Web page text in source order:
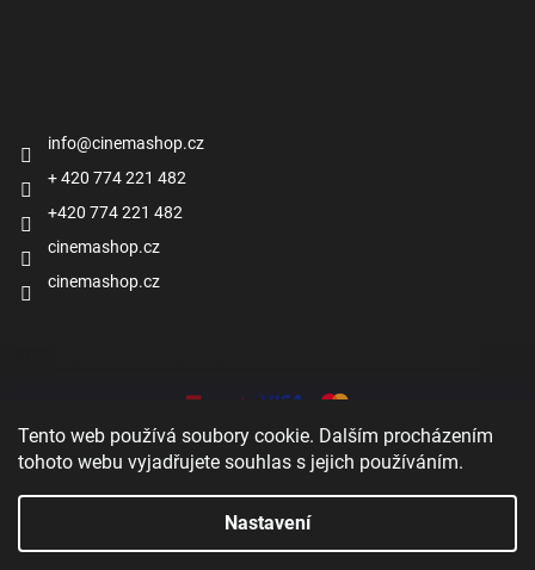
Tento web používá soubory cookie. Dalším procházením
tohoto webu vyjadřujete souhlas s jejich používáním.
Nastavení
info@cinemashop.cz
+ 420 774 221 482
+420 774 221 482
cinemashop.cz
cinemashop.cz
Vytvořil Shoptet